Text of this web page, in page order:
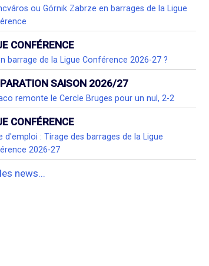
ou Górnik Zabrze en barrages de la Ligue
CONFÉRENCE
barrage de la Ligue Conférence 2026-27 ?
SAISON 2026/27
remonte le Cercle Bruges pour un nul, 2-2
CONFÉRENCE
d'emploi : Tirage des barrages de la Ligue
2026-27
news...